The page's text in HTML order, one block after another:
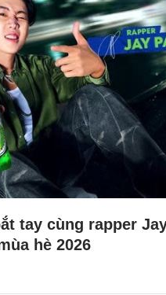
tay cùng rapper
hè 2026